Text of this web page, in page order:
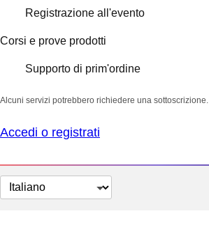
Registrazione all'evento
Corsi e prove prodotti
Supporto di prim'ordine
Alcuni servizi potrebbero richiedere una sottoscrizione.
Accedi o registrati
Cambia
lingua